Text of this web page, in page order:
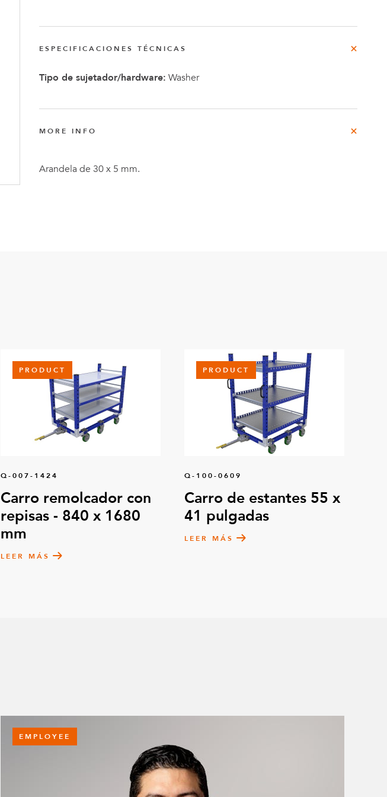
Fogelberg
Nombrado
Ejecutivo
ESPECIFICACIONES TÉCNICAS
Tipo de sujetador/hardware: Washer
MORE INFO
Arandela de 30 x 5 mm.
PRODUCT
Q-007-1424
Carro remolcador con
repisas - 840 x 1680
mm
LEER MÁS
PRODUCT
Q-100-0609
Carro de estantes 55 x
41 pulgadas
LEER MÁS
EMPLOYEE